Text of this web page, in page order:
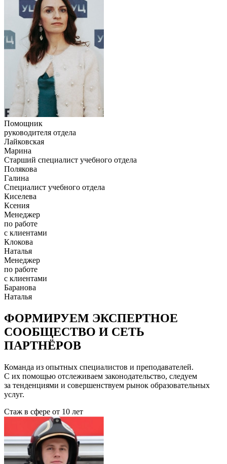
Помощник
руководителя отдела
Лайковская
Марина
Старший специалист учебного отдела
Полякова
Галина
Специалист учебного отдела
Киселева
Ксения
Менеджер
по работе
с клиентами
Клокова
Наталья
Менеджер
по работе
с клиентами
Баранова
Наталья
ФОРМИРУЕМ ЭКСПЕРТНОЕ
СООБЩЕСТВО И СЕТЬ
ПАРТНЁРОВ
Команда из опытных специалистов и преподавателей.
С их помощью отслеживаем законодательство, следуем
за тенденциями и совершенствуем рынок образовательных
услуг.
Стаж в сфере от 10 лет